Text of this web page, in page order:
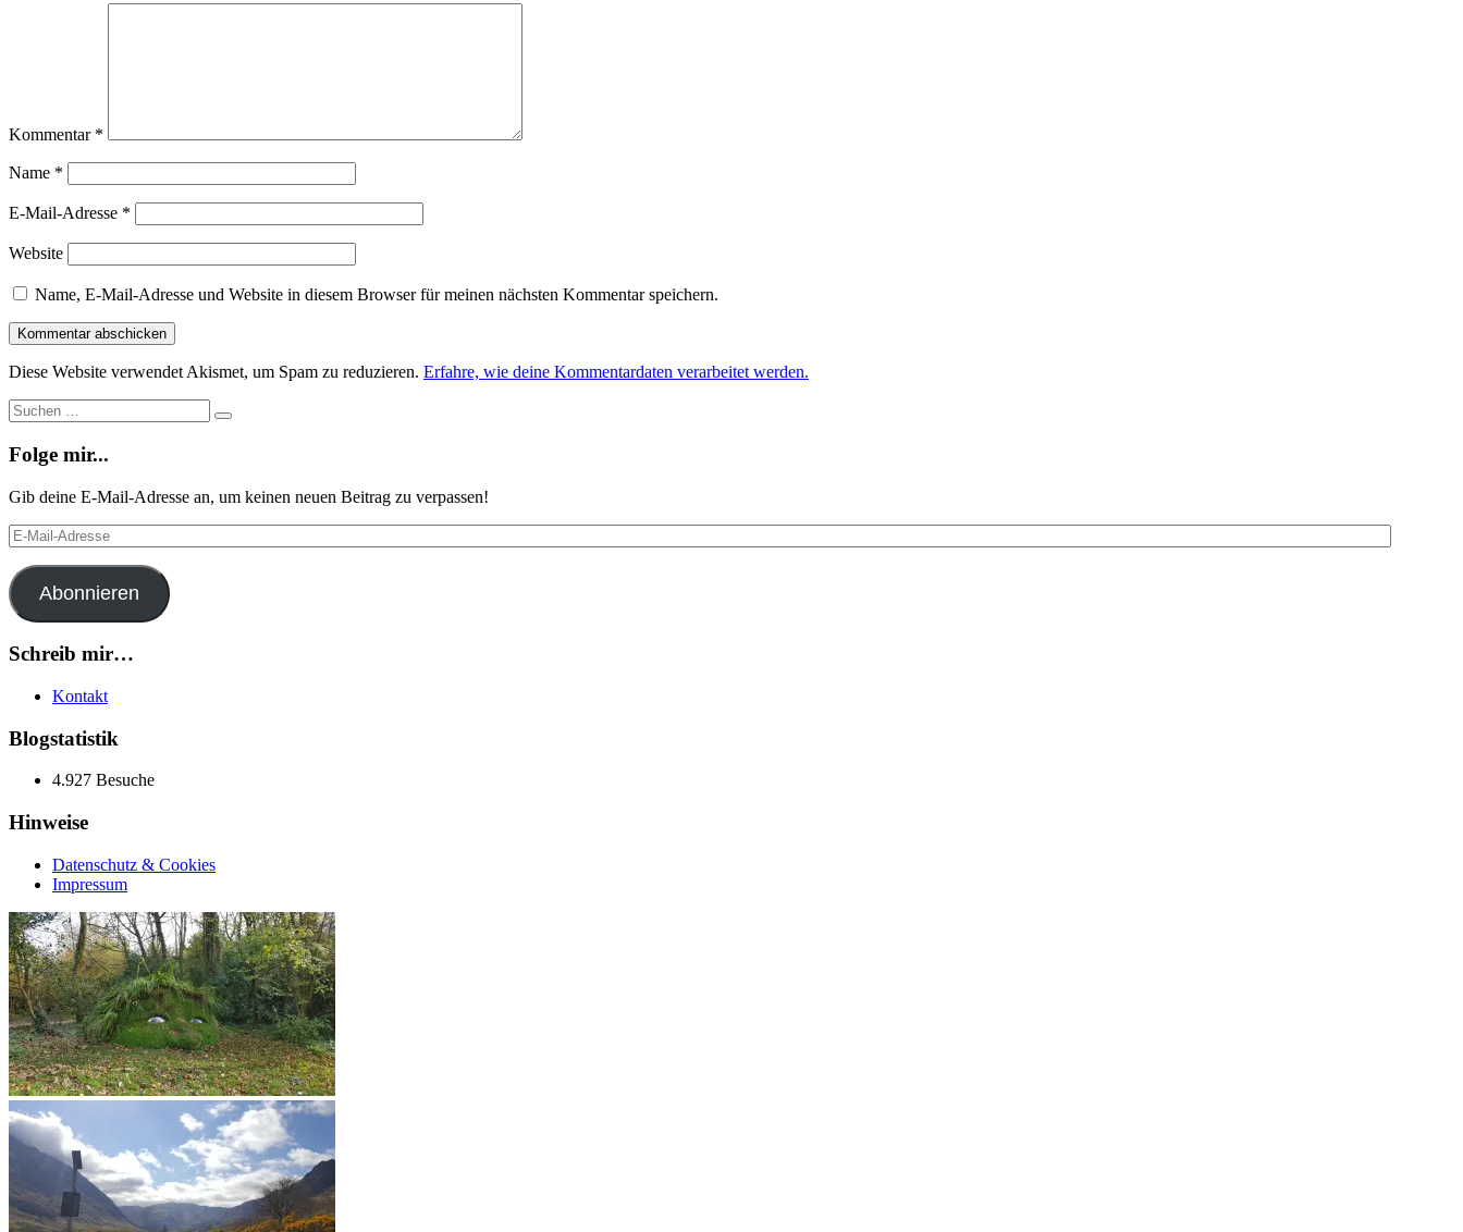
Kommentar *
Name *
E-Mail-Adresse *
Website
Name, E-Mail-Adresse und Website in diesem Browser für meinen nächsten Kommentar speichern.
Diese Website verwendet Akismet, um Spam zu reduzieren. Erfahre, wie deine Kommentardaten verarbeitet werden.
Suche
Suchen
Folge mir...
Gib deine E-Mail-Adresse an, um keinen neuen Beitrag zu verpassen!
E-
Mail-
Adresse
Abonnieren
Schreib mir…
Kontakt
Blogstatistik
4.927 Besuche
Hinweise
Datenschutz & Cookies
Impressum